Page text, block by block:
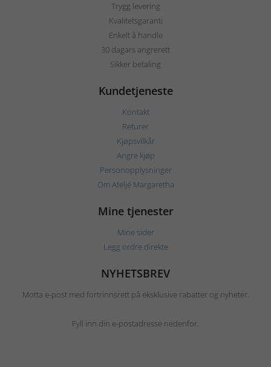
Trygg levering
Kvalitetsgaranti
Enkelt å handle
30 dagars angrerett
Sikker betaling
Kundetjeneste
Kontakt
Returer
Kjøpsvilkår
Angre kjøp
Personopplysninger
Om Ateljé Margaretha
Mine tjenester
Mine sider
Legg ordre direkte
NYHETSBREV
Motta e-post med fortrinnsrett på eksklusive rabatter og nyheter.
Fyll inn din e-postadresse nedenfor.